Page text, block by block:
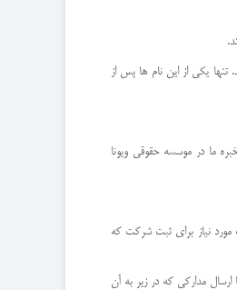
شود. این نام بر اساس فرم تعیین نام و به ترتیب اولویت مد نظر و به تعداد 5 نام پیشنهادی می باشد. تنها یکی از این نام ها پس از
ما در موسسه حقوقی ویونا
مورد نیاز برای ثبت شرکت که
مدارکی که در زیر به آن